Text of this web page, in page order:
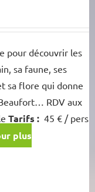
pour découvrir les
sa faune, ses
sa flore qui donne
RDV aux
Tarifs :45 € / pers
plus